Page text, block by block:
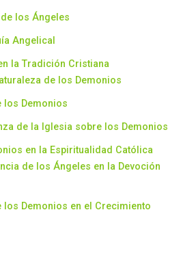
los Ángeles
Angelical
la Tradición Cristiana
de los Demonios
los Demonios
de la Iglesia sobre los Demonios
en la Espiritualidad Católica
de los Ángeles en la Devoción
los Demonios en el Crecimiento